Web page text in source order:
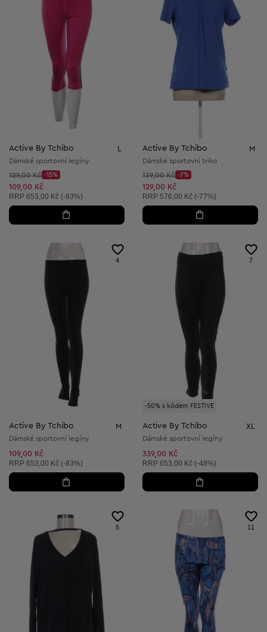
Active By Tchibo L
Dámské sportovní legíny
Původní cena:
129,00 Kč
Discount Price:
-15%
Snížená cena:
109,00 Kč
Doporučená cena:
RRP 653,00 Kč (-83%)
Active By Tchibo M
Dámské sportovní triko
Původní cena:
139,00 Kč
Discount Price:
-7%
Snížená cena:
129,00 Kč
Doporučená cena:
RRP 576,00 Kč (-77%)
4
Active By Tchibo M
Dámské sportovní legíny
109,00 Kč
Doporučená cena:
RRP 653,00 Kč (-83%)
-50% s kódem FESTIVE
7
Active By Tchibo XL
Dámské sportovní legíny
339,00 Kč
Doporučená cena:
RRP 653,00 Kč (-48%)
5 11